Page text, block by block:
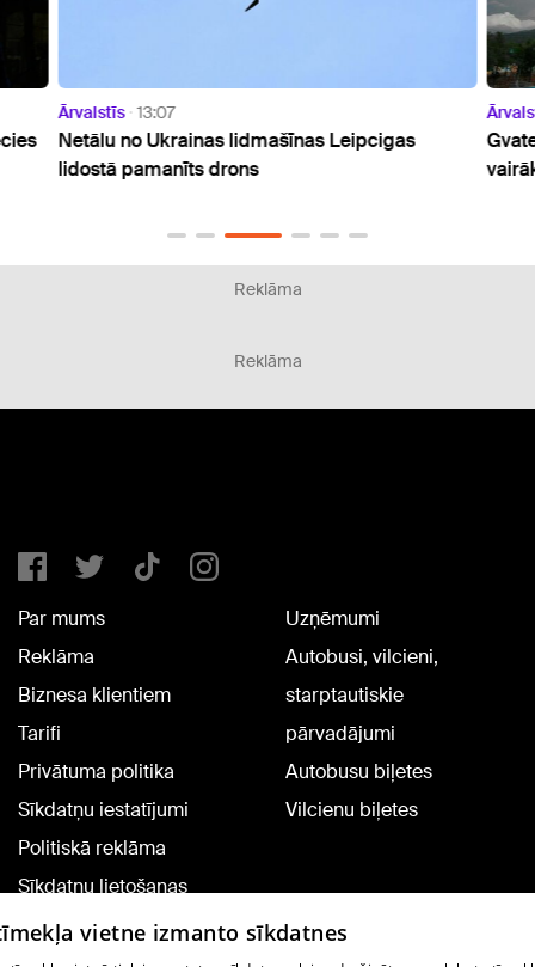
Ārvalstīs 13:07
Netālu no Ukrainas lidmašīnas Leipcigas
lidostā pamanīts drons
Reklāma
Reklāma
Par mums
Reklāma
Biznesa klientiem
Tarifi
Privātuma politika
Sīkdatņu iestatījumi
Politiskā reklāma
Sīkdatņu lietošanas
noteikumi
Uzņēmumi
Autobusi, vilcieni,
starptautiskie
pārvadājumi
Autobusu biļetes
Vilcienu biļetes
vietne izmanto sīkdatnes